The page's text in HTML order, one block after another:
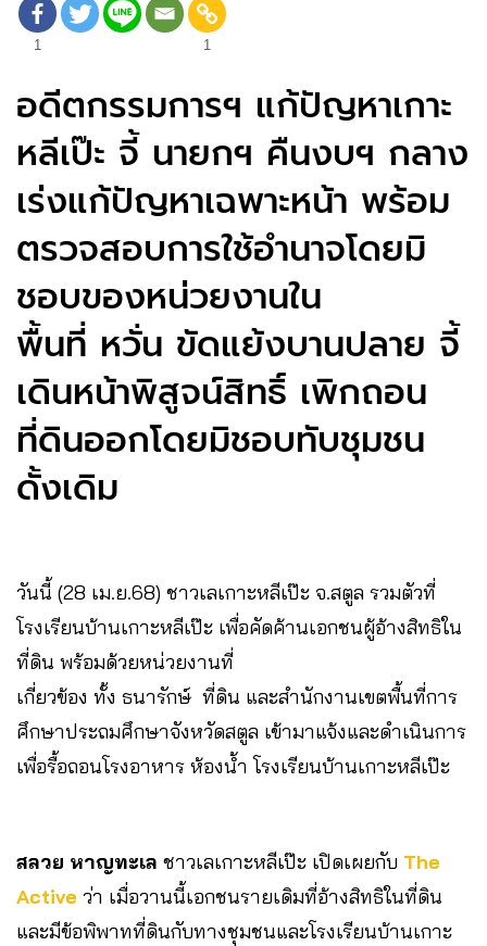
1 1
อดีตกรรมการฯ แก้ปัญหาเกาะ
หลีเป๊ะ จี้ นายกฯ คืนงบฯ กลาง
เร่งแก้ปัญหาเฉพาะหน้า พร้อม
ตรวจสอบการใช้อำนาจโดยมิ
ชอบของหน่วยงานใน
พื้นที่ หวั่น ขัดแย้งบานปลาย จี้
เดินหน้าพิสูจน์สิทธิ์ เพิกถอน
ที่ดินออกโดยมิชอบทับชุมชน
ดั้งเดิม
วันนี้ (28 เม.ย.68) ชาวเลเกาะหลีเป๊ะ จ.สตูล รวมตัวที่
โรงเรียนบ้านเกาะหลีเป๊ะ เพื่อคัดค้านเอกชนผู้อ้างสิทธิใน
ที่ดิน พร้อมด้วยหน่วยงานที่
เกี่ยวข้อง ทั้ง ธนารักษ์ ที่ดิน และสำนักงานเขตพื้นที่การ
ศึกษาประถมศึกษาจังหวัดสตูล เข้ามาแจ้งและดำเนินการ
เพื่อรื้อถอนโรงอาหาร ห้องน้ำ โรงเรียนบ้านเกาะหลีเป๊ะ
สลวย หาญทะเล ชาวเลเกาะหลีเป๊ะ เปิดเผยกับ The
Active ว่า เมื่อวานนี้เอกชนรายเดิมที่อ้างสิทธิในที่ดิน
และมีข้อพิพาทที่ดินกับทางชุมชนและโรงเรียนบ้านเกาะ